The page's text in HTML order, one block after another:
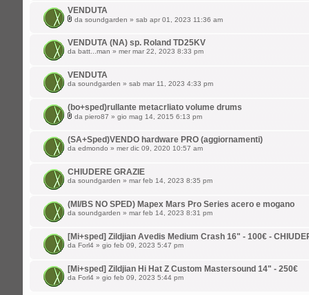
VENDUTA
da soundgarden » sab apr 01, 2023 11:36 am
VENDUTA (NA) sp. Roland TD25KV
da batt...man » mer mar 22, 2023 8:33 pm
VENDUTA
da soundgarden » sab mar 11, 2023 4:33 pm
(bo+sped)rullante metacrliato volume drums
da piero87 » gio mag 14, 2015 6:13 pm
(SA+Sped)VENDO hardware PRO (aggiornamenti)
da edmondo » mer dic 09, 2020 10:57 am
CHIUDERE GRAZIE
da soundgarden » mar feb 14, 2023 8:35 pm
(MI/BS NO SPED) Mapex Mars Pro Series acero e mogano
da soundgarden » mar feb 14, 2023 8:31 pm
[Mi+sped] Zildjian Avedis Medium Crash 16" - 100€ -
da Forl4 » gio feb 09, 2023 5:47 pm
[Mi+sped] Zildjian Hi Hat Z Custom Mastersound 14" - 250€
da Forl4 » gio feb 09, 2023 5:44 pm